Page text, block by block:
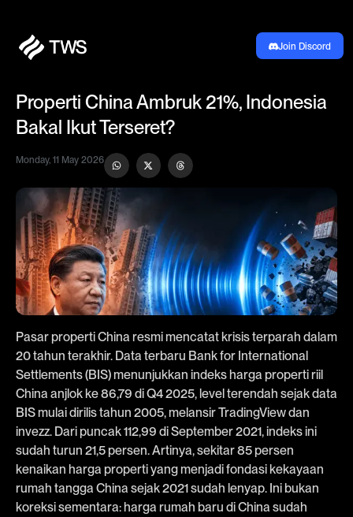
Join Discord
Properti China Ambruk 21%, Indonesia
Bakal Ikut Terseret?
Monday, 11 May 2026
Pasar properti China resmi mencatat krisis terparah dalam
20 tahun terakhir. Data terbaru Bank for International
Settlements (BIS) menunjukkan indeks harga properti riil
China anjlok ke 86,79 di Q4 2025, level terendah sejak data
BIS mulai dirilis tahun 2005, melansir TradingView dan
invezz. Dari puncak 112,99 di September 2021, indeks ini
sudah turun 21,5 persen. Artinya, sekitar 85 persen
kenaikan harga properti yang menjadi fondasi kekayaan
rumah tangga China sejak 2021 sudah lenyap. Ini bukan
koreksi sementara: harga rumah baru di China sudah